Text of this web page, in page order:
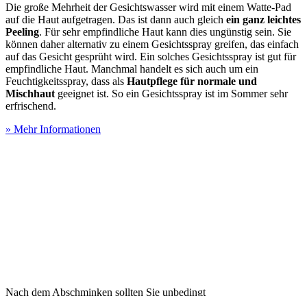
Die große Mehrheit der Gesichtswasser wird mit einem Watte-Pad
auf die Haut aufgetragen. Das ist dann auch gleich ein ganz leichtes
Peeling. Für sehr empfindliche Haut kann dies ungünstig sein. Sie
können daher alternativ zu einem Gesichtsspray greifen, das einfach
auf das Gesicht gesprüht wird. Ein solches Gesichtsspray ist gut für
empfindliche Haut. Manchmal handelt es sich auch um ein
Feuchtigkeitsspray, dass als Hautpflege für normale und
Mischhaut geeignet ist. So ein Gesichtsspray ist im Sommer sehr
erfrischend.
» Mehr Informationen
Nach dem Abschminken sollten Sie unbedingt